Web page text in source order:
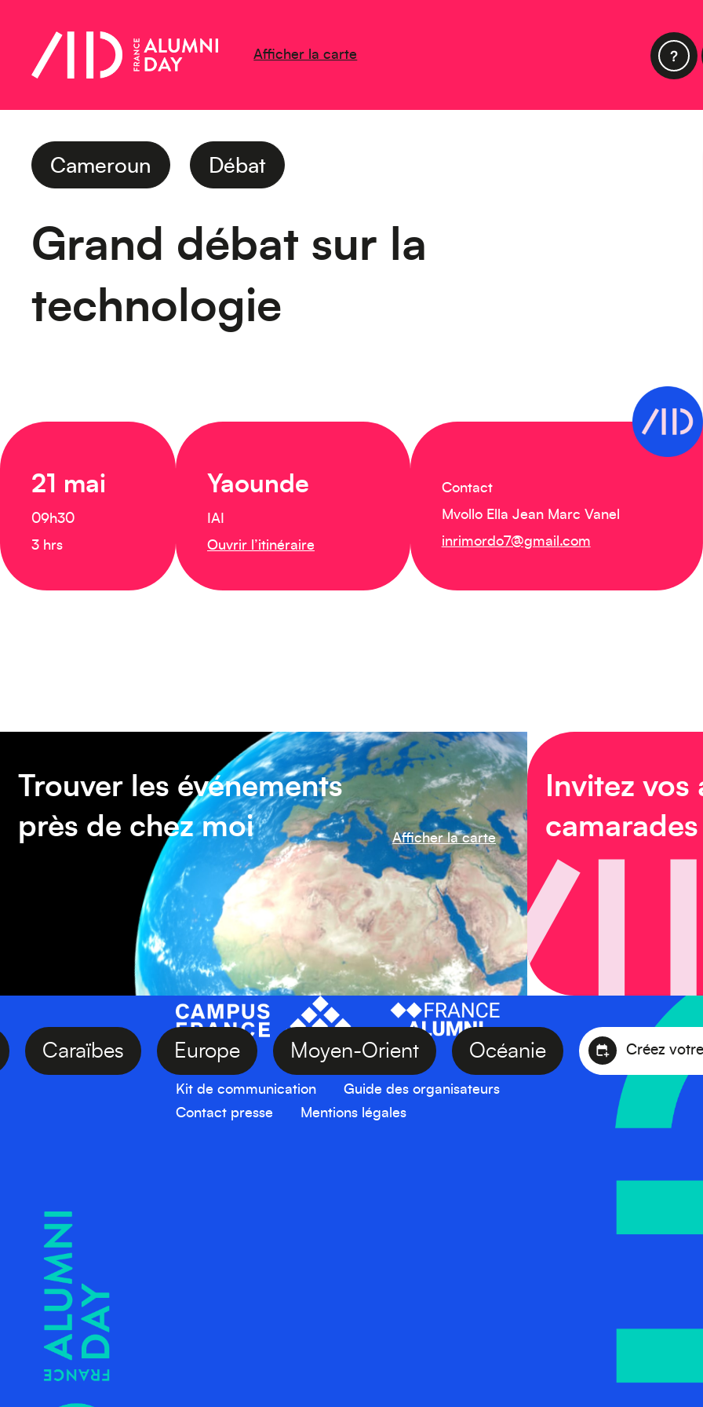
Afficher la carte
Cameroun Débat
Grand débat sur la
technologie
21 mai
09h30
3 hrs
Yaounde
IAI
Ouvrir l’itinéraire
Contact
Mvollo Ella Jean Marc Vanel
inrimordo7@gmail.com
Trouver les événements
près de chez moi
Afficher la carte
Invitez vos
camarades
Caraïbes Europe Moyen-Orient Océanie Créez
Kit de communication
Guide des organisateurs
Contact presse
Mentions légales